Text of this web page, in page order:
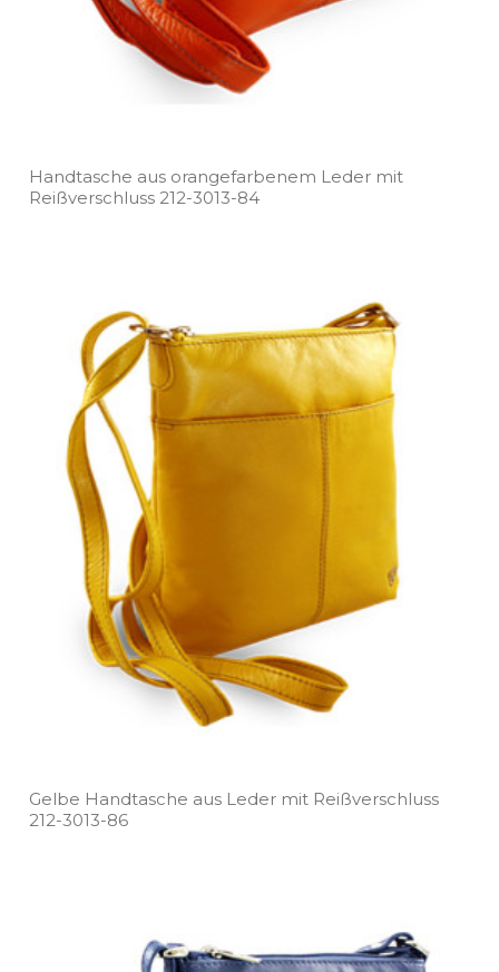
Handtasche aus orangefarbenem Leder mit
Reißverschluss 212­-3013­-84
Gelbe Handtasche aus Leder mit Reißverschluss
212­-3013­-86